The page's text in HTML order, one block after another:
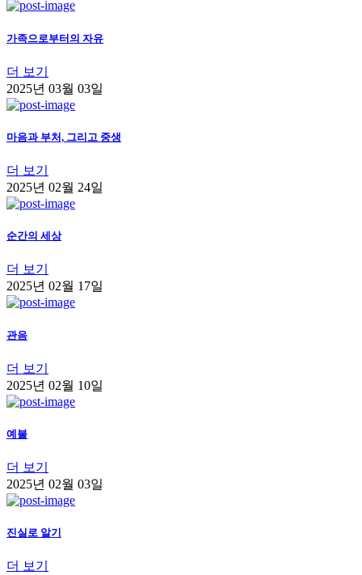
가족으로부터의 자유
더 보기
2025년 03월 03일
마음과 부처, 그리고 중생
더 보기
2025년 02월 24일
순간의 세상
더 보기
2025년 02월 17일
관음
더 보기
2025년 02월 10일
예불
더 보기
2025년 02월 03일
진실로 알기
더 보기